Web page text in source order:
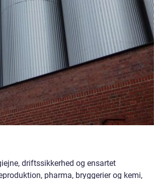
driftssikkerhed og ensartet
pharma, bryggerier og kemi,